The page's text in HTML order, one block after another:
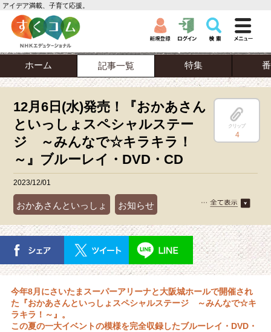
アイデア満載、子育て応援。
ホーム 記事一覧 特集
12月6日(水)発売！『おかあさん
といっしょスペシャルステー
ジ ～みんなで☆キラキラ！
～』ブルーレイ・DVD・CD
クリップ
4
2023/12/01
おかあさんといっしょ お知らせ
商品情報
今年8月にさいたまスーパーアリーナと大阪城ホールで開催され
た『おかあさんといっしょスペシャルステージ ～みんなで☆キ
ラキラ！～』。
この夏の一大イベントの模様を完全収録したブルーレイ・DVD・